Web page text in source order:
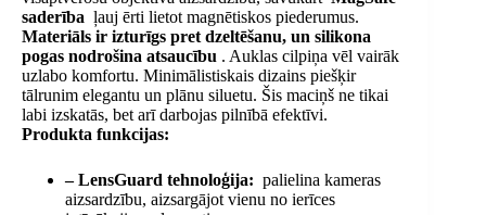
saderība ļauj ērti lietot magnētiskos piederumus.
Materiāls ir izturīgs pret dzeltēšanu, un silikona
pogas nodrošina atsaucību . Auklas cilpiņa vēl vairāk
uzlabo komfortu. Minimālistiskais dizains piešķir
tālrunim elegantu un plānu siluetu. Šis maciņš ne tikai
labi izskatās, bet arī darbojas pilnībā efektīvi.
Produkta funkcijas:
– LensGuard tehnoloģija: palielina kameras
aizsardzību, aizsargājot vienu no ierīces